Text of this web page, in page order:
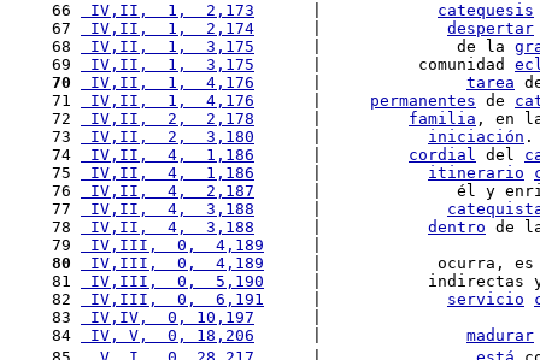
66
IV,II,  1,  2,173 catequesis
67
IV,II,  1,  2,174 despertar
68
IV,II,  1,  3,175
      |              de la
69
IV,II,  1,  3,175
      |          comunidad
70
IV,II,  1,  4,176 tarea
71
IV,II,  1,  4,176 permanentes de
72
IV,II,  2,  2,178 familia , en
73
IV,II,  2,  3,180 iniciación
74
IV,II,  4,  1,186 cordial del
75
IV,II,  4,  1,186 itinerario
76
IV,II,  4,  2,187
|              él y
77
IV,II,  4,  3,188
78
IV,II,  4,  3,188 dentro de
79
IV,III,  0,  4,189
80
IV,III,  0,  4,189
|            ocurra,
81
IV,III,  0,  5,190
|           indirectas
82
IV,III,  0,  6,191 servicio
83
IV,IV,  0, 10,197
84
IV, V,  0, 18,206 madurar